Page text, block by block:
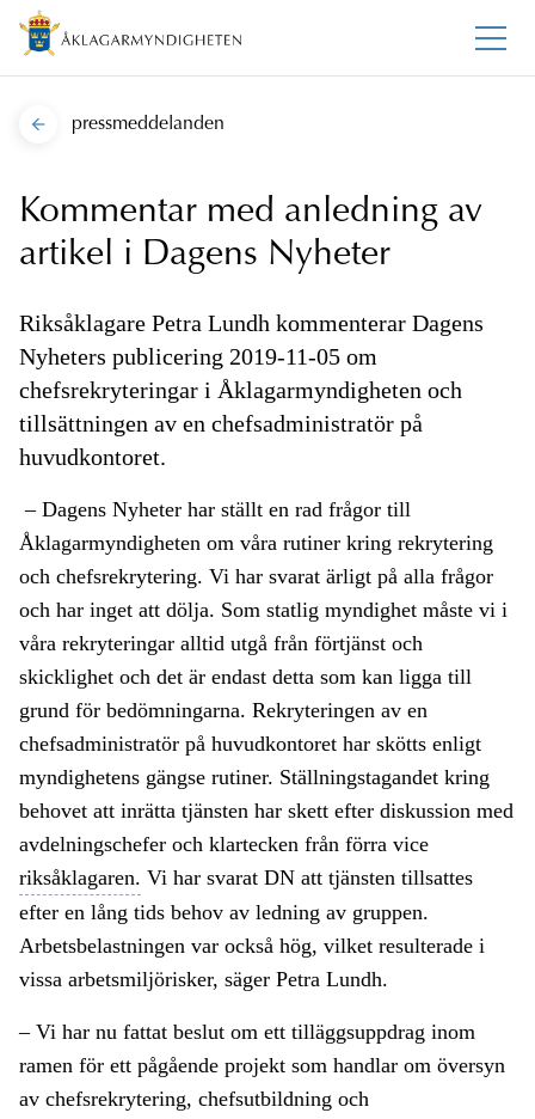
pressmeddelanden
Kommentar med anledning av
artikel i Dagens Nyheter
Riksåklagare Petra Lundh kommenterar Dagens
Nyheters publicering 2019-11-05 om
chefsrekryteringar i Åklagarmyndigheten och
tillsättningen av en chefsadministratör på
huvudkontoret.
– Dagens Nyheter har ställt en rad frågor till
Åklagarmyndigheten om våra rutiner kring rekrytering
och chefsrekrytering. Vi har svarat ärligt på alla frågor
och har inget att dölja. Som statlig myndighet måste vi i
våra rekryteringar alltid utgå från förtjänst och
skicklighet och det är endast detta som kan ligga till
grund för bedömningarna. Rekryteringen av en
chefsadministratör på huvudkontoret har skötts enligt
myndighetens gängse rutiner. Ställningstagandet kring
behovet att inrätta tjänsten har skett efter diskussion med
avdelningschefer och klartecken från förra vice
riksåklagaren. Vi har svarat DN att tjänsten tillsattes
efter en lång tids behov av ledning av gruppen.
Arbetsbelastningen var också hög, vilket resulterade i
vissa arbetsmiljörisker, säger Petra Lundh.
– Vi har nu fattat beslut om ett tilläggsuppdrag inom
ramen för ett pågående projekt som handlar om översyn
av chefsrekrytering, chefsutbildning och